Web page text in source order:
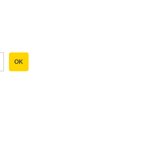
OK